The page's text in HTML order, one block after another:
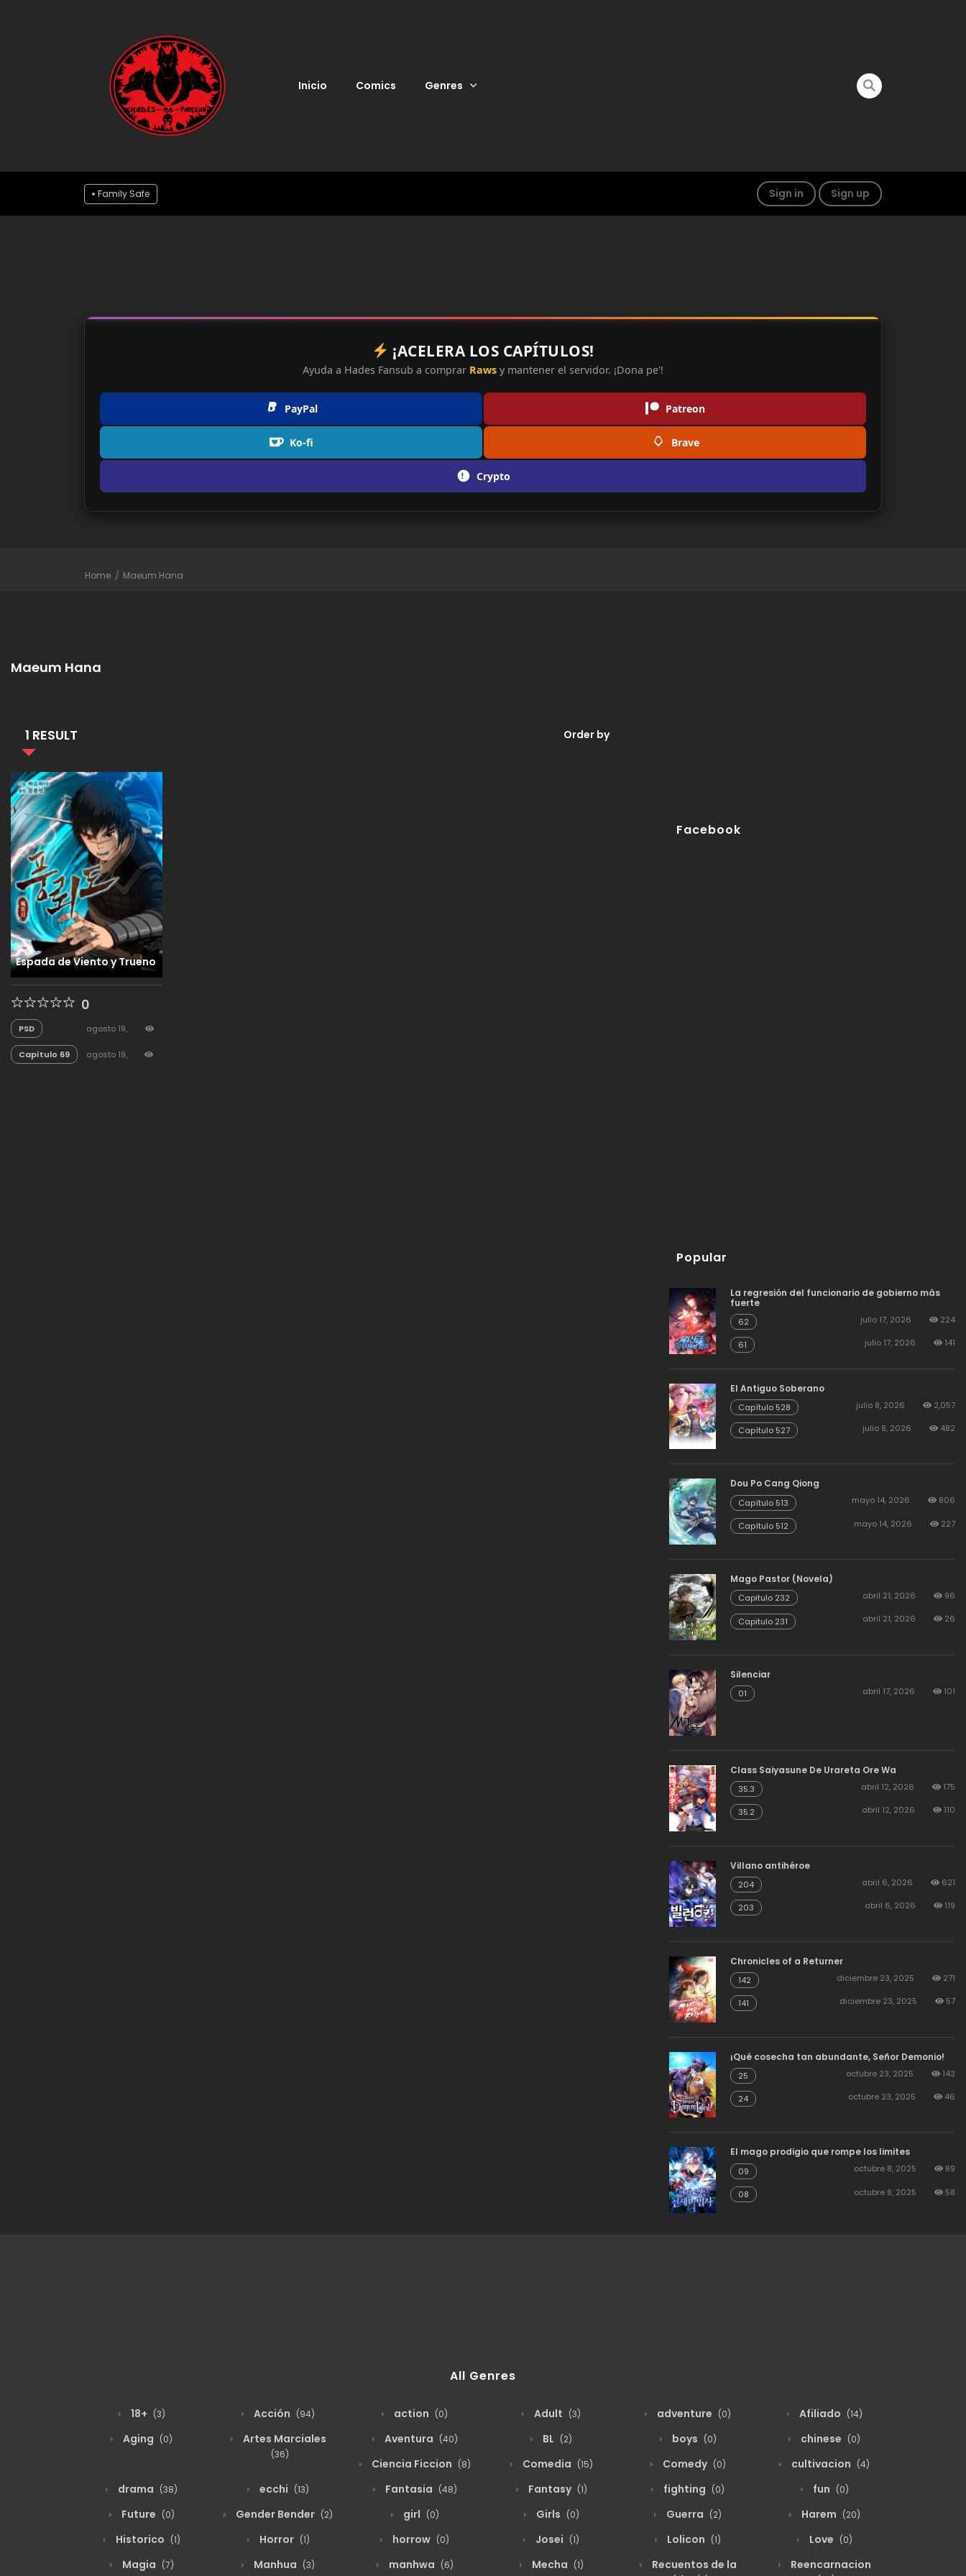
Inicio Comics Genres
Family Safe Sign in Sign up
¡ACELERA LOS CAPÍTULOS!
Ayuda a Hades Fansub a comprar Raws y mantener el servidor. ¡Dona pe'!
PayPal Patreon
Ko-fi Brave
Crypto
Home Maeum Hana
Maeum Hana
1 RESULT Order by
Espada de Viento y Trueno
0
PSD
agosto 19,
Capítulo 69
agosto 19,
Facebook
Popular
La regresión del funcionario de gobierno más
fuerte
62 julio 17, 2026 224
61 julio 17, 2026 141
El Antiguo Soberano
Capítulo 528 julio 8, 2026 2,057
Capítulo 527 julio 8, 2026 482
Dou Po Cang Qiong
Capítulo 513 mayo 14, 2026 806
Capítulo 512 mayo 14, 2026 227
Mago Pastor (Novela)
Capitulo 232 abril 21, 2026 96
Capitulo 231 abril 21, 2026 26
Silenciar
01 abril 17, 2026 101
Class Saiyasune De Urareta Ore Wa
35.3 abril 12, 2026 175
35.2 abril 12, 2026 110
Villano antihéroe
204 abril 6, 2026 621
203 abril 6, 2026 119
Chronicles of a Returner
142 diciembre 23, 2025 271
141 diciembre 23, 2025 57
¡Qué cosecha tan abundante, Señor Demonio!
25 octubre 23, 2025 143
24 octubre 23, 2025 46
El mago prodigio que rompe los limites
09 octubre 8, 2025 89
08 octubre 8, 2025 58
All Genres
18+ (3) Acción (94) action (0) Adult (3) adventure (0) Afiliado (14)
Aging (0) Artes Marciales
(36)
Aventura (40) BL (2) boys (0) chinese (0)
Ciencia Ficcion (8) Comedia (15) Comedy (0) cultivacion (4)
drama (38) ecchi (13) Fantasia (48) Fantasy (1) fighting (0) fun (0)
Future (0) Gender Bender (2) girl (0) Girls (0) Guerra (2) Harem (20)
Historico (1) Horror (1) horrow (0) Josei (1) Lolicon (1) Love (0)
Magia (7) Manhua (3) manhwa (6) Mecha (1)
Recuentos de la
Reencarnacion